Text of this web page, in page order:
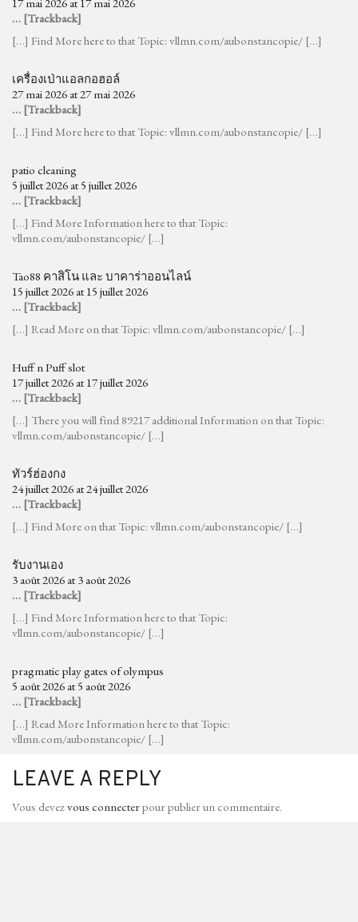
… [Trackback]
[…] Find More here to that Topic: vllmn.com/aubonstancopie/ […]
เครื่องเป่าแอลกอฮอล์
27 mai 2026 at 27 mai 2026
… [Trackback]
[…] Find More here to that Topic: vllmn.com/aubonstancopie/ […]
patio cleaning
5 juillet 2026 at 5 juillet 2026
… [Trackback]
[…] Find More Information here to that Topic:
vllmn.com/aubonstancopie/ […]
Tao88 คาสิโน และ บาคาร่าออนไลน์
15 juillet 2026 at 15 juillet 2026
… [Trackback]
[…] Read More on that Topic: vllmn.com/aubonstancopie/ […]
Huff n Puff slot
17 juillet 2026 at 17 juillet 2026
… [Trackback]
[…] There you will find 89217 additional Information on that Topic:
vllmn.com/aubonstancopie/ […]
ทัวร์ฮ่องกง
24 juillet 2026 at 24 juillet 2026
… [Trackback]
[…] Find More on that Topic: vllmn.com/aubonstancopie/ […]
รับงานเอง
3 août 2026 at 3 août 2026
… [Trackback]
[…] Find More Information here to that Topic:
vllmn.com/aubonstancopie/ […]
pragmatic play gates of olympus
5 août 2026 at 5 août 2026
… [Trackback]
[…] Read More Information here to that Topic:
vllmn.com/aubonstancopie/ […]
LEAVE A REPLY
Vous devezvous connecterpour publier un commentaire.